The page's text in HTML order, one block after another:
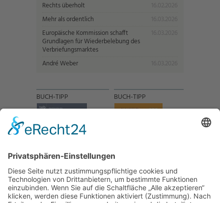
Rechts überholt
Mehr als ordentlich
Europäische Kommission schafft
Grundlagen für Wiederbelebung des
Verbriefungsmarktes
André Weber
BUCH-TIPP BUCH-TIPP